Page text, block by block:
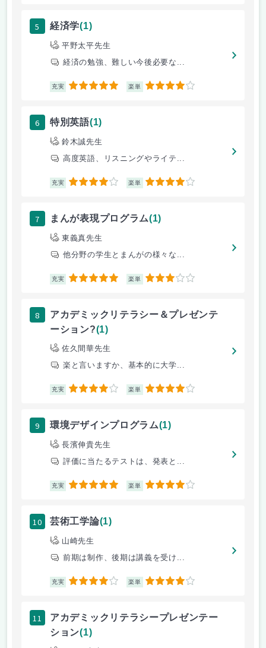
5 経済学(1)
平野太平先生
経済の勉強、難しい今後必要な...
充実 5 楽単 4
6 特別英語(1)
鈴木誠先生
高度英語、リスニングやライテ...
充実 4 楽単 4
7 まんが表現プログラム(1)
東義真先生
他分野の学生とまんがの様々な...
充実 5 楽単 3
8
アカデミックリテラシー＆プレゼンテ
ーション?(1)
佐久間華先生
楽と言いますか、基本的に大学...
充実 4 楽単 4
9 環境デザインプログラム(1)
長濱伸貴先生
評価に当たるテストは、発表と...
充実 5 楽単 4
10 芸術工学論(1)
山崎先生
前期は制作、後期は講義を受け...
充実 4 楽単 4
11
アカデミックリテラシープレゼンテー
ション(1)